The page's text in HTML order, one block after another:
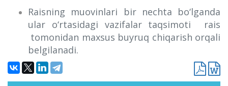
Raisning muovinlari bir nechta bo‘lganda
ular o‘rtasidagi vazifalar taqsimoti rais
tomonidan maxsus buyruq chiqarish orqali
belgilanadi.